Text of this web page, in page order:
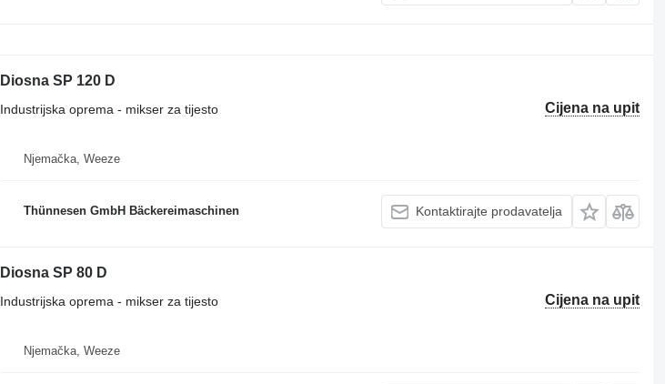
Diosna SP 120 D
Cijena na upit
Industrijska oprema - mikser za tijesto
Njemačka, Weeze
Thünnesen GmbH Bäckereimaschinen Kontaktirajte prodavatelja
Diosna SP 80 D
Cijena na upit
Industrijska oprema - mikser za tijesto
Njemačka, Weeze